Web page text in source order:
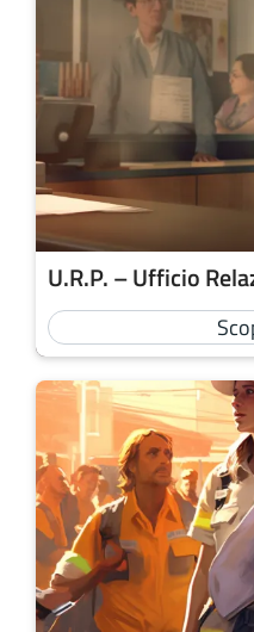
U.R.P. – Ufficio